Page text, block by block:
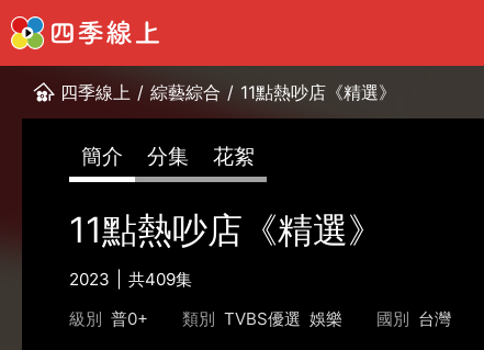
四季線上 / 綜藝綜合 / 11點熱吵店《精選》
簡介 分集 花絮
11點熱吵店《精選》
2023
共409集
級別 普0+ 類別 TVBS優選 娛樂 國別 台灣